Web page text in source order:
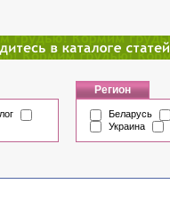
Регион
Беларусь
Украина